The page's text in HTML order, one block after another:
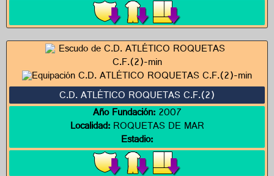
C.D. ATLÉTICO ROQUETAS C.F.(2)
Año Fundación:2007
Localidad:ROQUETAS DE MAR
Estadio: